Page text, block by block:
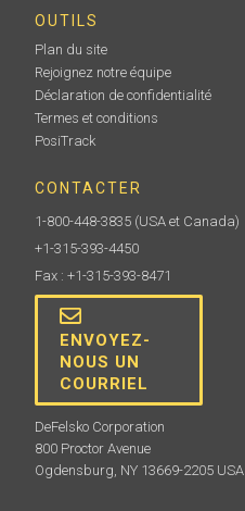
OUTILS
Plan du site
Rejoignez notre équipe
Déclaration de confidentialité
Termes et conditions
PosiTrack
CONTACTER
1-800-448-3835 (USA et Canada)
+1-315-393-4450
Fax : +1-315-393-8471
ENVOYEZ-
NOUS UN
COURRIEL
DeFelsko Corporation
800 Proctor Avenue
Ogdensburg, NY 13669-2205 USA